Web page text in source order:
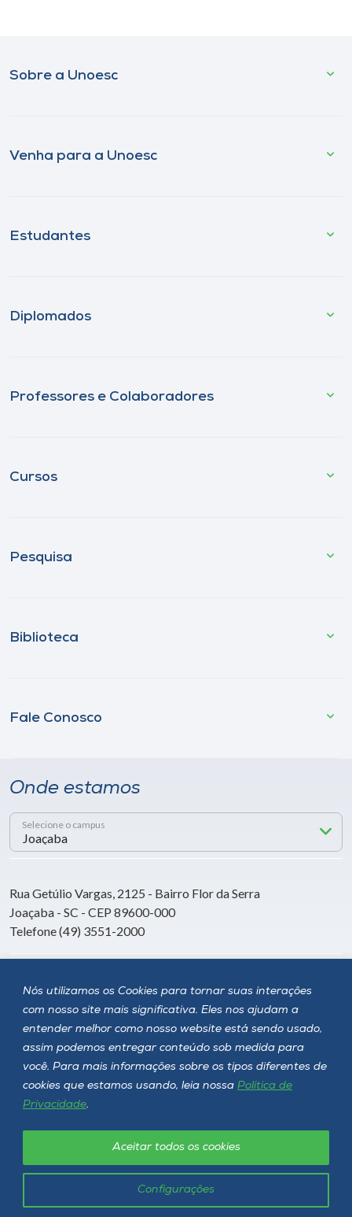
Nós utilizamos os Cookies para tornar suas interações
com nosso site mais significativa. Eles nos ajudam a
entender melhor como nosso website está sendo usado,
assim podemos entregar conteúdo sob medida para
você. Para mais informações sobre os tipos diferentes de
cookies que estamos usando, leia nossa Política de
Privacidade.
Configurações
Aceitar todos os cookies
Sobre a Unoesc
Venha para a Unoesc
Estudantes
Diplomados
Professores e Colaboradores
Cursos
Pesquisa
Biblioteca
Fale Conosco
Onde estamos
Selecione o campus
Rua Getúlio Vargas, 2125 - Bairro Flor da Serra
Joaçaba - SC - CEP 89600-000
Telefone (49) 3551-2000
Siga a Unoesc
Unoesc © 2026 - Todos os direitos reservados
Política de privacidade LGPD